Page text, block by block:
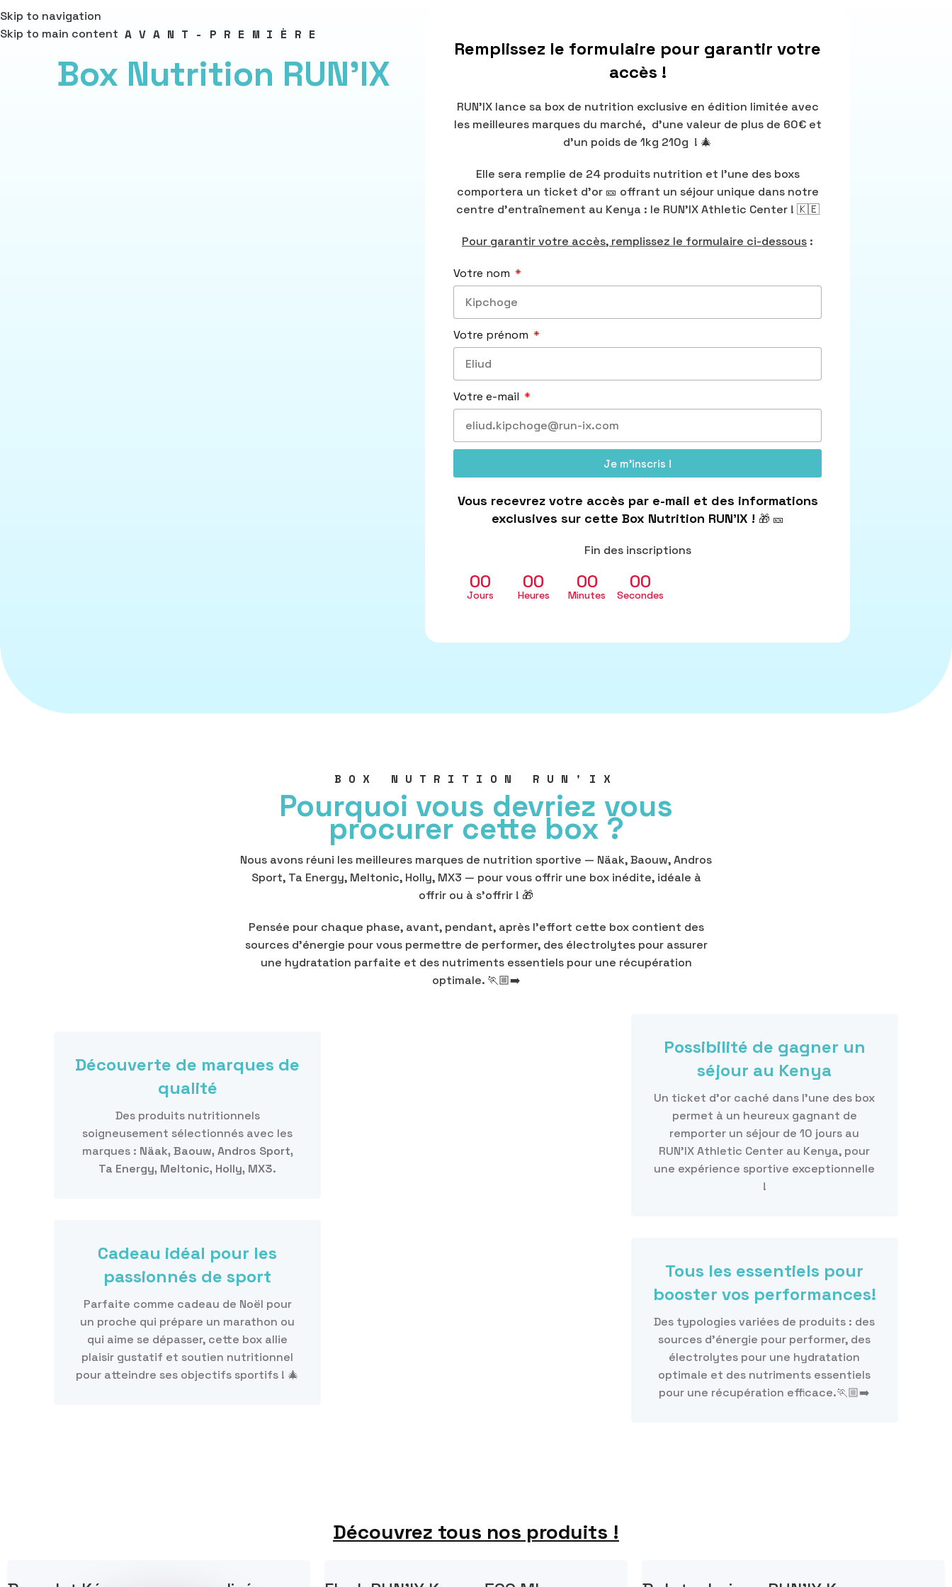
Skip to navigation
Skip to main content AVANT-PREMIÈRE
Box Nutrition RUN'IX
Remplissez le formulaire pour garantir votre
accès !
RUN’IX lance sa box de nutrition exclusive en édition limitée avec
les meilleures marques du marché, d’une valeur de plus de 60€ et
d’un poids de 1kg 210g ! 🎄
Elle sera remplie de 24 produits nutrition et l’une des boxs
comportera un ticket d’or 🎫 offrant un séjour unique dans notre
centre d’entraînement au Kenya : le RUN’IX Athletic Center ! 🇰🇪
Pour garantir votre accès, remplissez le formulaire ci-dessous :
Votre nom
Votre prénom
Votre e-mail
Je m'inscris !
Vous recevrez votre accès par e-mail et des informations
exclusives sur cette Box Nutrition RUN’IX ! 🎁 🎫
Fin des inscriptions
00
Jours
00
Heures
00
Minutes
00
Secondes
BOX NUTRITION RUN'IX
Pourquoi vous devriez vous
procurer cette box ?
Nous avons réuni les meilleures marques de nutrition sportive — Näak, Baouw, Andros
Sport, Ta Energy, Meltonic, Holly, MX3 — pour vous offrir une box inédite, idéale à
offrir ou à s'offrir ! 🎁
Pensée pour chaque phase, avant, pendant, après l'effort cette box contient des
sources d’énergie pour vous permettre de performer, des électrolytes pour assurer
une hydratation parfaite et des nutriments essentiels pour une récupération
optimale. 🏃🏼‍➡️
Découverte de marques de
qualité
Des produits nutritionnels
soigneusement sélectionnés avec les
marques : Näak, Baouw, Andros Sport,
Ta Energy, Meltonic, Holly, MX3.
Cadeau idéal pour les
passionnés de sport
Parfaite comme cadeau de Noël pour
un proche qui prépare un marathon ou
qui aime se dépasser, cette box allie
plaisir gustatif et soutien nutritionnel
pour atteindre ses objectifs sportifs ! 🎄
Possibilité de gagner un
séjour au Kenya
Un ticket d’or caché dans l’une des box
permet à un heureux gagnant de
remporter un séjour de 10 jours au
RUN'IX Athletic Center au Kenya, pour
une expérience sportive exceptionnelle
!
Tous les essentiels pour
booster vos performances!
Des typologies variées de produits : des
sources d’énergie pour performer, des
électrolytes pour une hydratation
optimale et des nutriments essentiels
pour une récupération efficace.🏃🏼‍➡️
Découvrez tous nos produits !